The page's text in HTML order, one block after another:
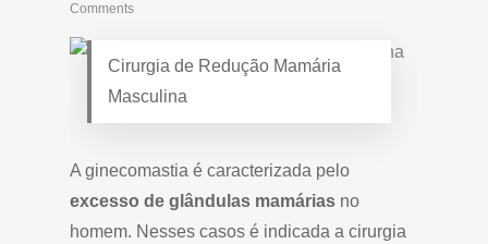
Comments
Cirurgia de Redução Mamária
Masculina
A ginecomastia é caracterizada pelo
excesso de glândulas mamárias no
homem. Nesses casos é indicada a cirurgia